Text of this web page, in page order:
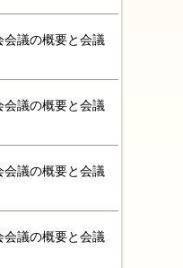
議の概要と会議
議の概要と会議
議の概要と会議
議の概要と会議